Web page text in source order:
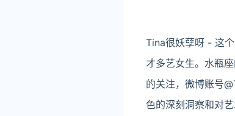
Tina很妖孽呀 - 这
才多艺女生。水瓶
的关注，微博账号
色的深刻洞察和对艺